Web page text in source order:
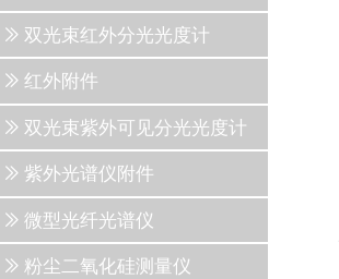
ꅀ 双光束红外分光光度计
ꅀ 红外附件
ꅀ 双光束紫外可见分光光度计
ꅀ 紫外光谱仪附件
ꅀ 微型光纤光谱仪
ꅀ 粉尘二氧化硅测量仪